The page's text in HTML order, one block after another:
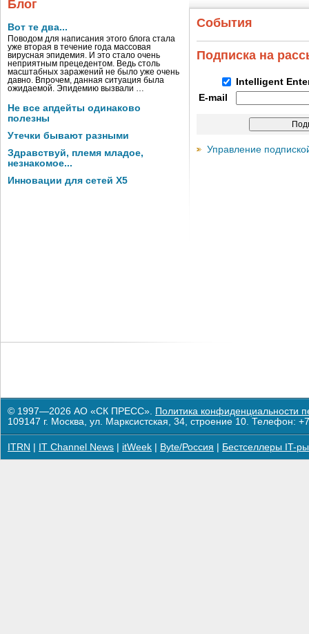
Блог
Вот те два...
Поводом для написания этого блога стала
уже вторая в течение года массовая
вирусная эпидемия. И это стало очень
неприятным прецедентом. Ведь столь
масштабных заражений не было уже очень
давно. Впрочем, данная ситуация была
ожидаемой. Эпидемию вызвали …
Не все апдейты одинаково
полезны
Утечки бывают разными
Здравствуй, племя младое,
незнакомое...
Инновации для сетей X5
События
Подписка на
Intelligent
E-mail
Управление
© 1997—2026 АО «СК ПРЕСС». Политика конфиденциальности
109147 г. Москва, ул. Марксистская, 34, строение 10. Телефон:
ITRN IT Channel News itWeek Byte/Россия Бестселлеры IT-